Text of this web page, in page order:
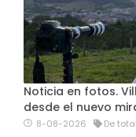
Noticia en fotos.
desde el nuevo
8-08-2026 De